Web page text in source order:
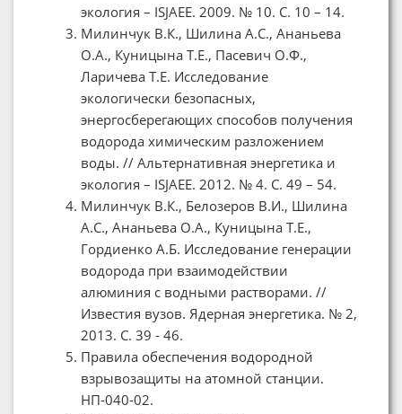
экология – ISJAEE. 2009. № 10. C. 10 – 14.
Милинчук В.К., Шилина А.С., Ананьева
О.А., Куницына Т.Е., Пасевич О.Ф.,
Ларичева Т.Е. Исследование
экологически безопасных,
энергосберегающих способов получения
водорода химическим разложением
воды. // Альтернативная энергетика и
экология – ISJAEE. 2012. № 4. C. 49 – 54.
Милинчук В.К., Белозеров В.И., Шилина
А.С., Ананьева О.А., Куницына Т.Е.,
Гордиенко А.Б. Исследование генерации
водорода при взаимодействии
алюминия с водными растворами. //
Известия вузов. Ядерная энергетика. № 2,
2013. С. 39 - 46.
Правила обеспечения водородной
взрывозащиты на атомной станции.
НП-040-02.